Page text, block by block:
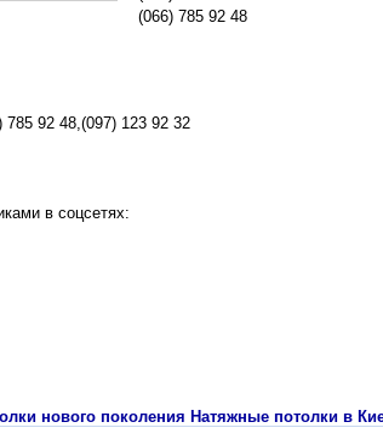
(066) 785 92 48
785 92 48,(097) 123 92 32
в соцсетях:
нового поколения Натяжные потолки в